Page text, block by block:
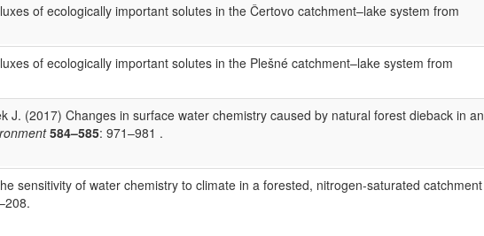
of ecologically important solutes in the Čertovo catchment–lake system from
of ecologically important solutes in the Plešné catchment–lake system from
J. (2017) Changes in surface water chemistry caused by natural forest dieback in an
584–585: 971–981 .
sensitivity of water chemistry to climate in a forested, nitrogen-saturated catchment